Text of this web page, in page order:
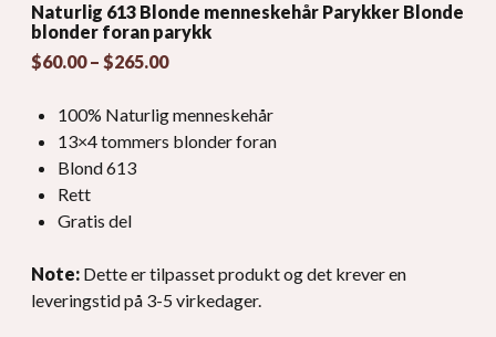
Naturlig 613 Blonde menneskehår Parykker Blonde
blonder foran parykk
$60.00 – $265.00Prisklasse:
gjennom
$265.00
100% Naturlig menneskehår
13×4 tommers blonder foran
Blond 613
Rett
Gratis del
Note: Dette er tilpasset produkt og det krever en
leveringstid på 3-5 virkedager.